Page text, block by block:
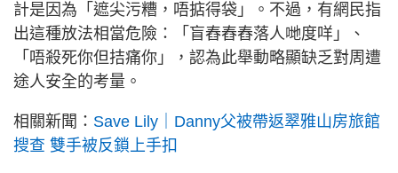
計是因為「遮尖污糟，唔掂得袋」。不過，有網民指
出這種放法相當危險：「盲舂舂舂落人哋度咩」、
「唔殺死你但拮痛你」，認為此舉動略顯缺乏對周遭
途人安全的考量。
相關新聞： Save Lily｜Danny父被帶返翠雅山房旅館
搜查 雙手被反鎖上手扣